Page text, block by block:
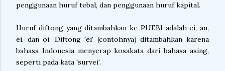
penggunaan huruf tebal, dan penggunaan huruf kapital.
Huruf diftong yang ditambahkan ke PUEBI adalah ei, au,
ei, dan oi. Diftong 'ei' (contohnya) ditambahkan karena
bahasa Indonesia menyerap kosakata dari bahasa asing,
seperti pada kata 'survei'.